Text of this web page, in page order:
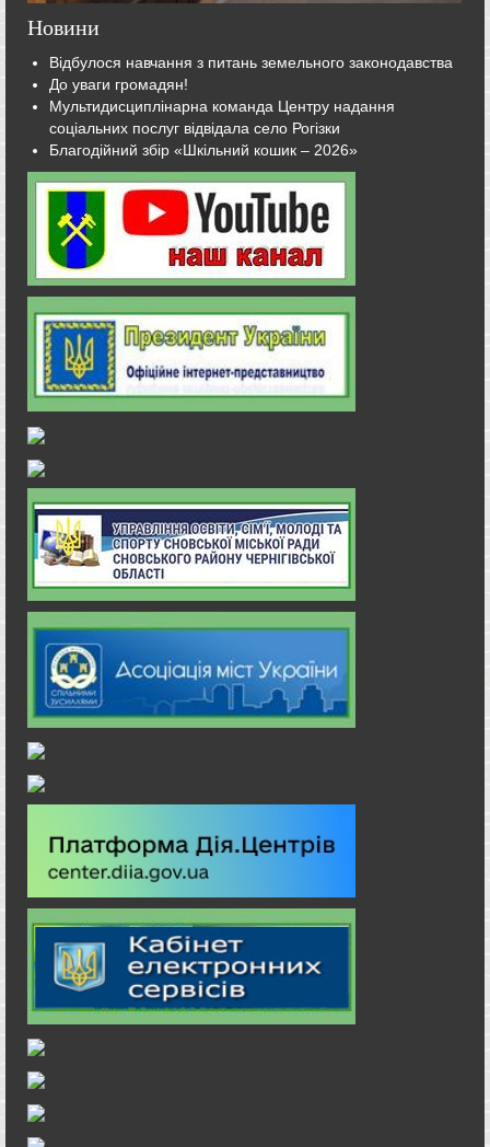
Новини
Відбулося навчання з питань земельного законодавства
До уваги громадян!
Мультидисциплінарна команда Центру надання
соціальних послуг відвідала село Рогізки
Благодійний збір «Шкільний кошик – 2026»